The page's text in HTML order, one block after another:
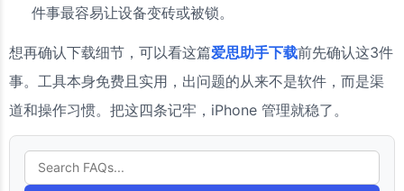
件事最容易让设备变砖或被锁。
想再确认下载细节，可以看这篇爱思助手下载前先确认这3件
事。工具本身免费且实用，出问题的从来不是软件，而是渠
道和操作习惯。把这四条记牢，iPhone 管理就稳了。